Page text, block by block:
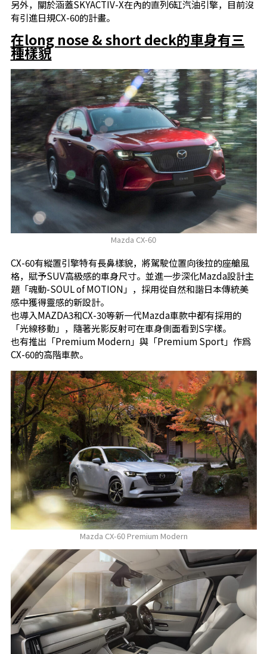
另外，關於涵蓋SKYACTIV-X在內的直列6缸汽油引擎，目前沒
有引進日規CX-60的計畫。
在long nose & short deck的車身有三
種樣貌
Mazda CX-60
CX-60有縱置引擎特有長鼻樣貌，將駕駛位置向後拉的座艙風
格，賦予SUV高級感的車身尺寸。並進一步深化Mazda設計主
題「魂動-SOUL of MOTION」，採用從自然和諧日本傳統美
感中獲得靈感的新設計。
也導入MAZDA3和CX-30等新一代Mazda車款中都有採用的
「光線移動」，隨著光影反射可在車身側面看到S字樣。
也有推出「Premium Modern」與「Premium Sport」作爲
CX-60的高階車款。
Mazda CX-60 Premium Modern